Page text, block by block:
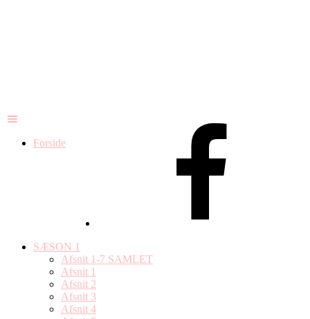
Forside
SÆSON 1
Afsnit 1-7 SAMLET
Afsnit 1
Afsnit 2
Afsnit 3
Afsnit 4